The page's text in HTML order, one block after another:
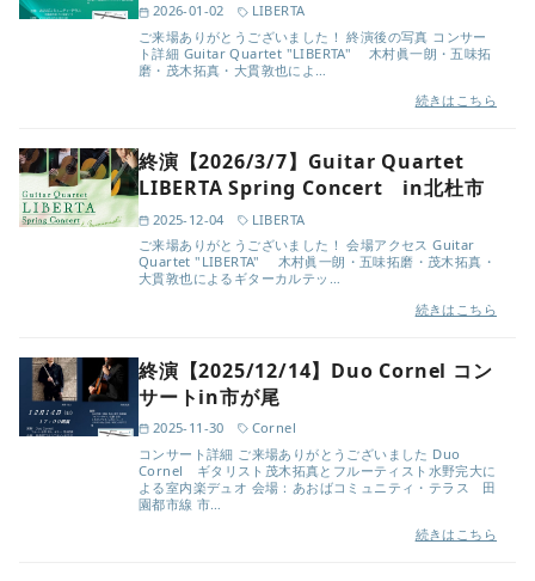
2026-01-02
LIBERTA
ご来場ありがとうございました！ 終演後の写真 コンサー
ト詳細 Guitar Quartet "LIBERTA" 木村眞一朗・五味拓
磨・茂木拓真・大貫敦也によ…
続きはこちら
終演【2026/3/7】Guitar Quartet
LIBERTA Spring Concert in北杜市
2025-12-04
LIBERTA
ご来場ありがとうございました！ 会場アクセス Guitar
Quartet "LIBERTA" 木村眞一朗・五味拓磨・茂木拓真・
大貫敦也によるギターカルテッ…
続きはこちら
終演【2025/12/14】Duo Cornel コン
サートin市が尾
2025-11-30
Cornel
コンサート詳細 ご来場ありがとうございました Duo
Cornel ギタリスト茂木拓真とフルーティスト水野完大に
よる室内楽デュオ 会場：あおばコミュニティ・テラス 田
園都市線 市…
続きはこちら